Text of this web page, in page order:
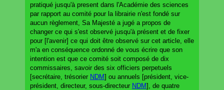
pratiqué jusqu'à present dans l'Académie des sciences
par rapport au comité pour la librairie n'est fondé sur
aucun règlement, Sa Majesté a jugé a propos de
changer ce qui s'est observé jusqu'à présent et de fixer
pour [l'avenir] ce qui doit être observé sur cet article, elle
m'a en conséquence ordonné de vous écrire que son
intention est que ce comité soit composé de dix
commissaires, savoir des six officiers perpetuels
[secrétaire, trésorier NDM] ou annuels [président, vice-
président, directeur, sous-directeur NDM], de quatre